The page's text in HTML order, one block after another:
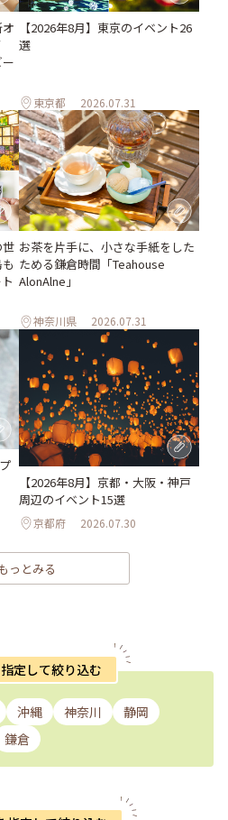
【2026年8月】東京のイベント26
選
東京都 2026.07.31
世 お茶を片手に、小さな手紙をした
ためる鎌倉時間「Teahouse
AlonAlne」
神奈川県 2026.07.31
【2026年8月】京都・大阪・神戸
周辺のイベント15選
京都府 2026.07.30
っとみる
定して絞り込む
沖縄 神奈川
静岡
鎌倉